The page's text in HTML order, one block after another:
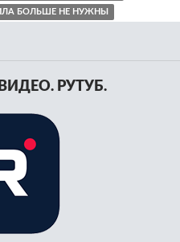
БОЛЬШЕ НЕ НУЖНЫ
РУТУБ.